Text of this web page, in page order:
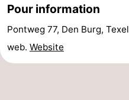
faire
d'intérêt
-
Pour information
Pontweg 77, Den Burg, Texel
web. Website